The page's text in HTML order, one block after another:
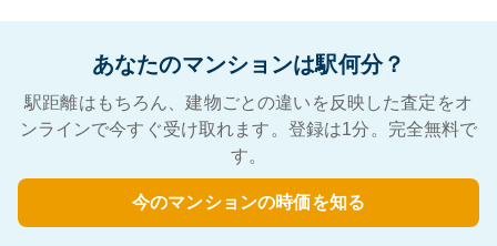
あなたのマンションは駅何分？
駅距離はもちろん、建物ごとの違いを反映した査定をオ
ンラインで今すぐ受け取れます。登録は1分。完全無料で
す。
今のマンションの時価を知る